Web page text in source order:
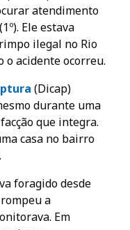
atendimento
Ele estava
ilegal no Rio
o acidente ocorreu.
(Dicap)
durante uma
que integra.
casa no bairro
.
foragido desde
a
Em